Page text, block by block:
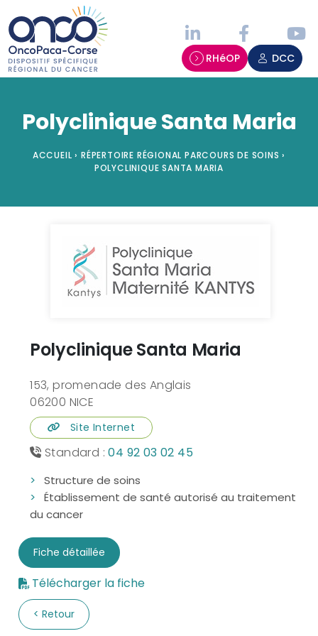
RHéOP DCC
Polyclinique Santa Maria
ACCUEIL › RÉPERTOIRE RÉGIONAL PARCOURS DE SOINS ›
POLYCLINIQUE SANTA MARIA
Polyclinique Santa Maria
153, promenade des Anglais
06200 NICE
Site Internet
Standard :04 92 03 02 45
Structure de soins
Établissement de santé autorisé au traitement
du cancer
Retour
Fiche détaillée
Télécharger la fiche
Panneau de gestion des cookies